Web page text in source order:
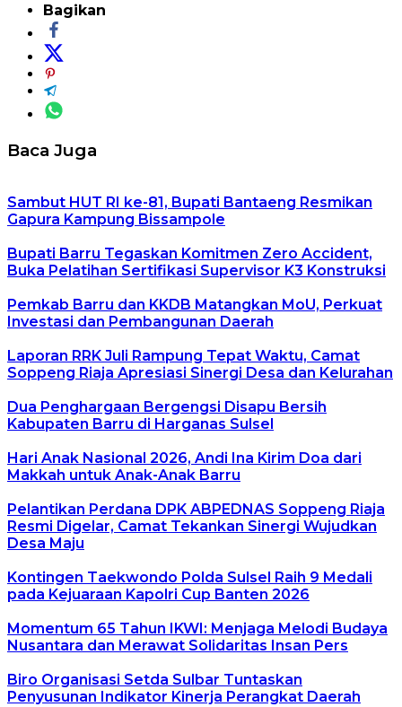
Bagikan
Baca Juga
Sambut HUT RI ke-81, Bupati Bantaeng Resmikan
Gapura Kampung Bissampole
Bupati Barru Tegaskan Komitmen Zero Accident,
Buka Pelatihan Sertifikasi Supervisor K3 Konstruksi
Pemkab Barru dan KKDB Matangkan MoU, Perkuat
Investasi dan Pembangunan Daerah
Laporan RRK Juli Rampung Tepat Waktu, Camat
Soppeng Riaja Apresiasi Sinergi Desa dan Kelurahan
Dua Penghargaan Bergengsi Disapu Bersih
Kabupaten Barru di Harganas Sulsel
Hari Anak Nasional 2026, Andi Ina Kirim Doa dari
Makkah untuk Anak-Anak Barru
Pelantikan Perdana DPK ABPEDNAS Soppeng Riaja
Resmi Digelar, Camat Tekankan Sinergi Wujudkan
Desa Maju
Kontingen Taekwondo Polda Sulsel Raih 9 Medali
pada Kejuaraan Kapolri Cup Banten 2026
Momentum 65 Tahun IKWI: Menjaga Melodi Budaya
Nusantara dan Merawat Solidaritas Insan Pers
Biro Organisasi Setda Sulbar Tuntaskan
Penyusunan Indikator Kinerja Perangkat Daerah